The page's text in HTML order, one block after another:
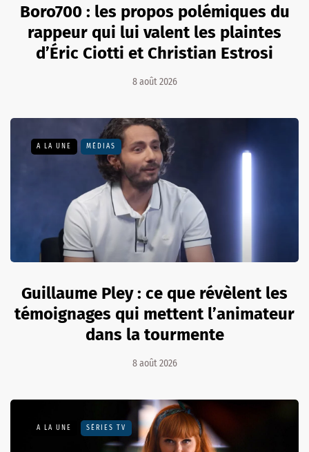
Boro700 : les propos polémiques du
rappeur qui lui valent les plaintes
d’Éric Ciotti et Christian Estrosi
8 août 2026
A LA UNE MÉDIAS
Guillaume Pley : ce que révèlent les
témoignages qui mettent l’animateur
dans la tourmente
8 août 2026
A LA UNE SÉRIES TV